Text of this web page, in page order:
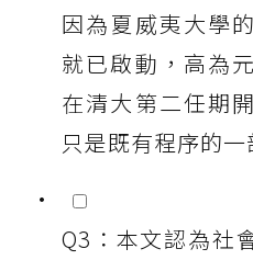
因為夏威夷大學
就已啟動，高為
在清大第二任期
只是既有程序的一
Q3：本文認為社